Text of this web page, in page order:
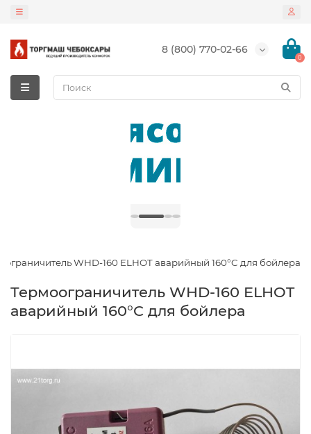
8 (800) 770-02-66
0
WHD-160 ELHOT аварийный 160°C для бойлера
Термоограничитель WHD-160 ELHOT
аварийный 160°C для бойлера